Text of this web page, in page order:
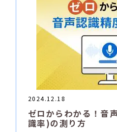
2024.12.18
ゼロからわかる！音
識率)の測り方